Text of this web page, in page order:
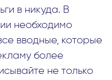
в никуда. В
необходимо
вводные, которые
более
не только